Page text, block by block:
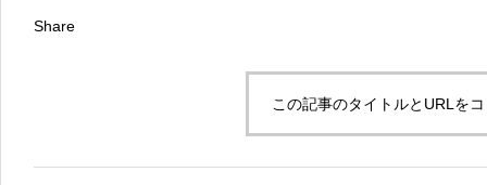
Share
この記事のタイトルとURLを